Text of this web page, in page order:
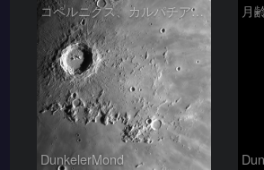
コペルニクス、カルパチア山脈付近
DunkelerMond
月